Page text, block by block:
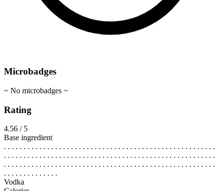
Microbadges
~ No microbadges ~
Rating
4.56 / 5
Base ingredient
. . . . . . . . . . . . . . . . . . . . . . . . . . . . . . . . . . . . . . . . . . . . . . . . . . . . . .
. . . . . . . . . . . . . . . . . . . . . . . . . . . . . . . . . . . . . . . . . . . . . . . . . . . . . .
. . . . . . . . . . . . . . . . . . . . . . . . . . . . . . . . . . . . . . . . . . . . . . . . . . . . . .
. . . . . . . . . . . . . .
Vodka